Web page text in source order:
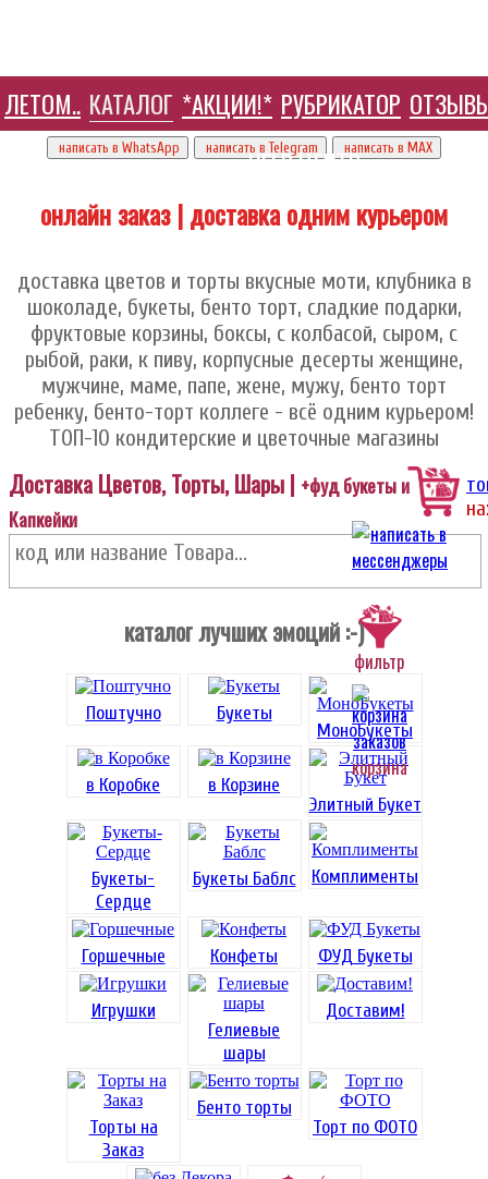
ЛЕТОМ.. КАТАЛОГ *АКЦИИ!* РУБРИКАТОР
HELP ЦЕНТР
+7 905 410 70 10
написать в WhatsApp написать в Telegram написать в МАХ
онлайн заказ | доставка одним курьером
доставка цветов и торты вкусные моти, клубника в
шоколаде, букеты, бенто торт, сладкие подарки,
фруктовые корзины, боксы, с колбасой, сыром, с
рыбой, раки, к пиву, корпусные десерты женщине,
мужчине, маме, папе, жене, мужу, бенто торт
ребенку, бенто-торт коллеге - всё одним курьером!
ТОП-10 кондитерские и цветочные магазины
фильтр
корзина
Доставка Цветов, Торты, Шары | +фуд букеты и
Капкейки
каталог лучших эмоций :-)
Поштучно Букеты
МоноБукеты
в Коробке
в Корзине
Элитный Букет
Букеты-
Сердце
Букеты Баблс Комплименты
Горшечные Конфеты ФУД Букеты
Игрушки
Гелиевые
шары
Доставим!
Торты на
Заказ
Бенто торты
Торт по ФОТО